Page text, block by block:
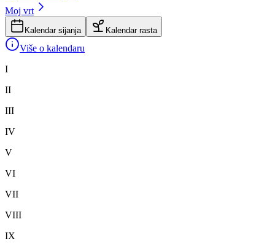
Moj vrt
Kalendar sijanja Kalendar rasta
Više o kalendaru
I
II
III
IV
V
VI
VII
VIII
IX